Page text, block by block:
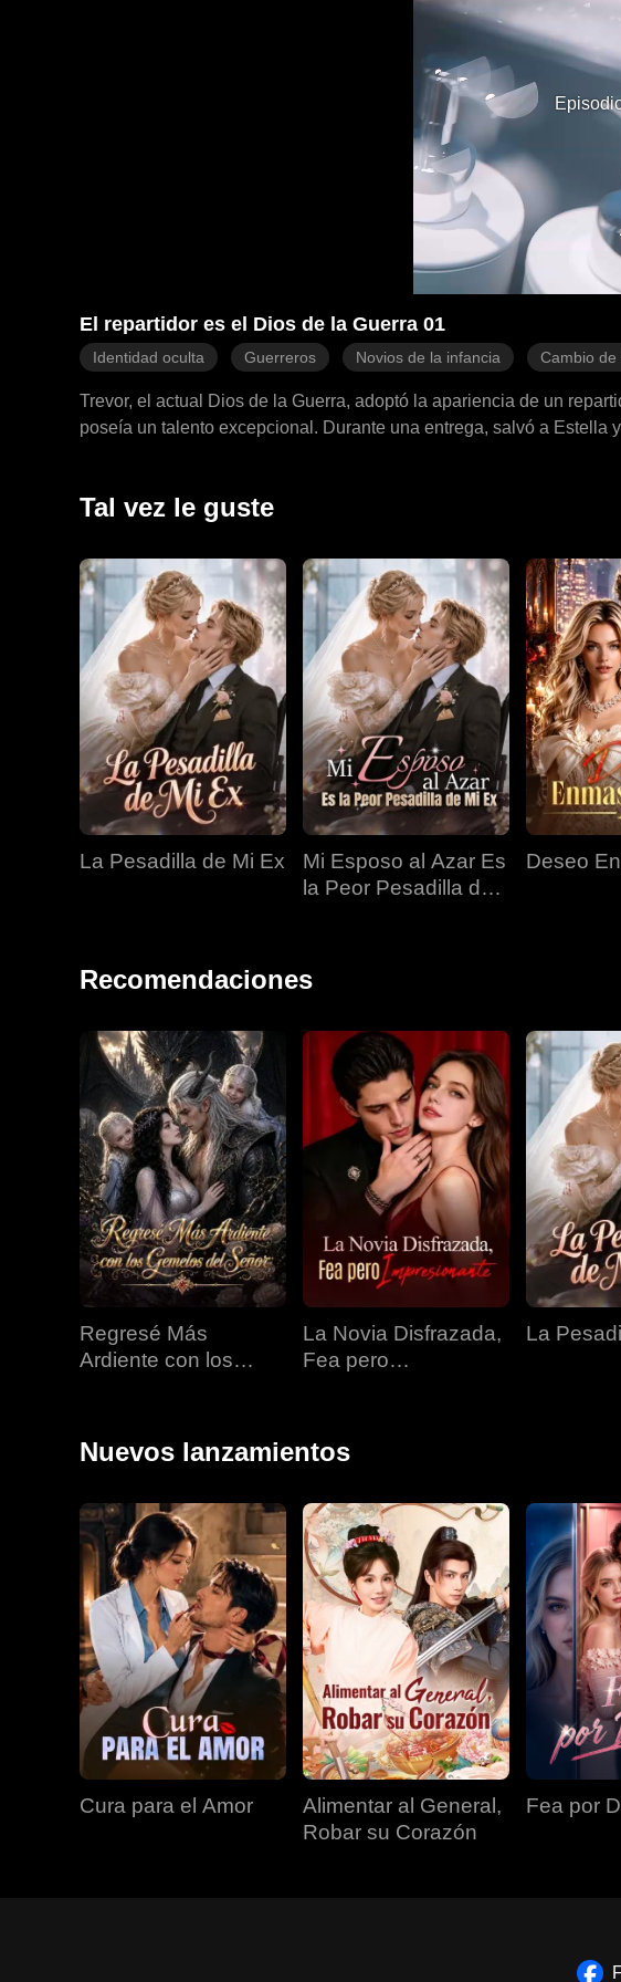
El repartidor es el Dios de la Guerra 01
Identidad oculta Guerreros Novios de la infancia Cambio de
Trevor, el actual Dios de la Guerra, adoptó la apariencia de un
poseía un talento excepcional. Durante una entrega, salvó a
la fortuna.
Tal vez le guste
La Pesadilla de Mi Ex
Mi Esposo al Azar Es
la Peor Pesadilla de
Deseo
Recomendaciones
Regresé Más
Ardiente con los
La Novia Disfrazada,
Fea pero
La
Nuevos lanzamientos
Cura para el Amor
Alimentar al General,
Robar su Corazón
Fea por